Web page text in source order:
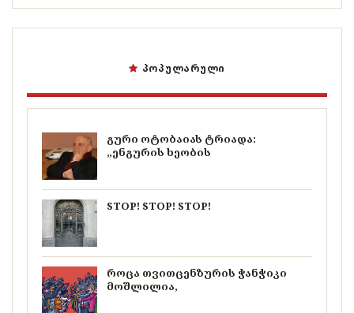
ᲞᲝᲞᲣᲚᲐᲠᲣᲚᲘ
გური ოტობაიას ტრიადა:
„ენგურის ხეობის
STOP! STOP! STOP!
როცა თვითცენზურის ჭანჭიკი
მოშლილია,